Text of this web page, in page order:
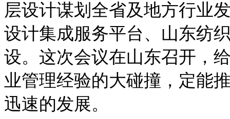
层设计谋划全省及地方行业
设计集成服务平台、山东纺
设。这次会议在山东召开，
业管理经验的大碰撞，定能
迅速的发展。